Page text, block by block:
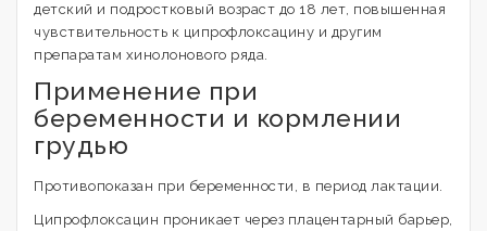
детский и подростковый возраст до 18 лет, повышенная
чувствительность к ципрофлоксацину и другим
препаратам хинолонового ряда.
Применение при
беременности и кормлении
грудью
Противопоказан при беременности, в период лактации.
Ципрофлоксацин проникает через плацентарный барьер,